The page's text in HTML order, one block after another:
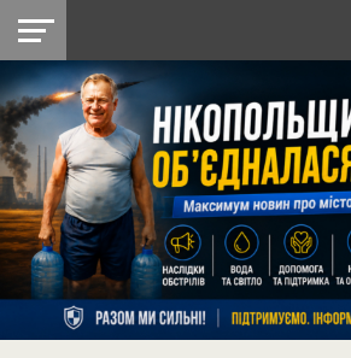
НІКОПОЛЬ
РАЙОН
СІЧЕСЛАВСЬКА
УКРАЇНА
РЕТРО
НІКОПОЛЬ
ЛАЙТ
УКРАЇНА
ДОПОМОГА
РАДІО